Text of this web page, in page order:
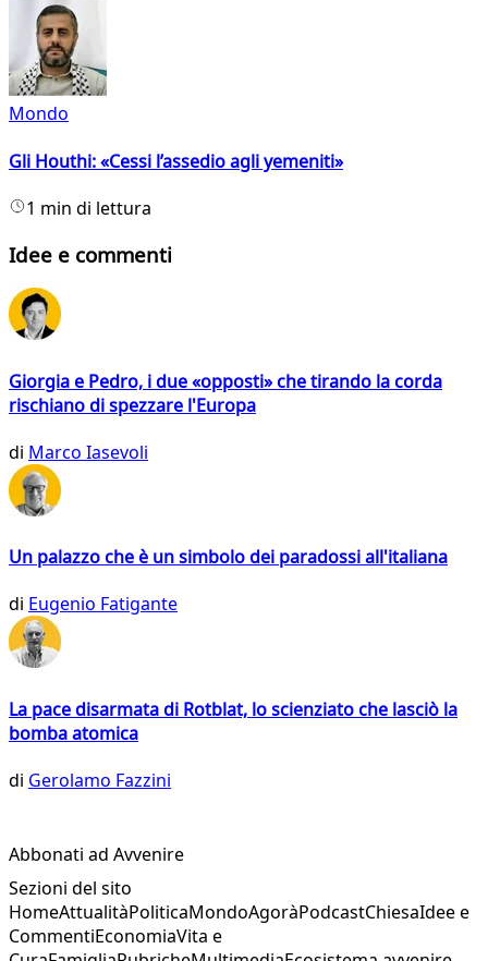
Mondo
Gli Houthi: «Cessi l’assedio agli yemeniti»
1 min di lettura
Idee e commenti
Giorgia e Pedro, i due «opposti» che tirando la corda
rischiano di spezzare l'Europa
di Marco Iasevoli
Un palazzo che è un simbolo dei paradossi all'italiana
di Eugenio Fatigante
La pace disarmata di Rotblat, lo scienziato che lasciò la
bomba atomica
di Gerolamo Fazzini
Abbonati ad Avvenire
Sezioni del sito
HomeAttualitàPoliticaMondoAgoràPodcastChiesaIdee e
CommentiEconomiaVita e